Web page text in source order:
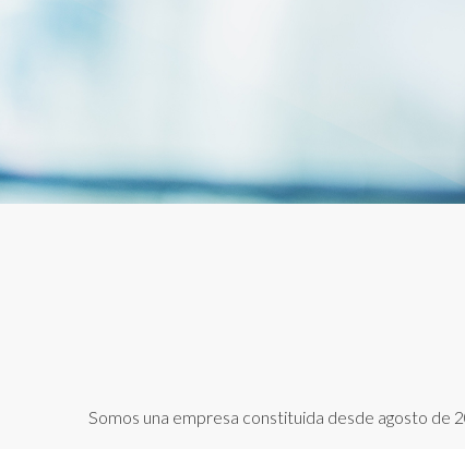
Somos una empresa constituida desde agosto de